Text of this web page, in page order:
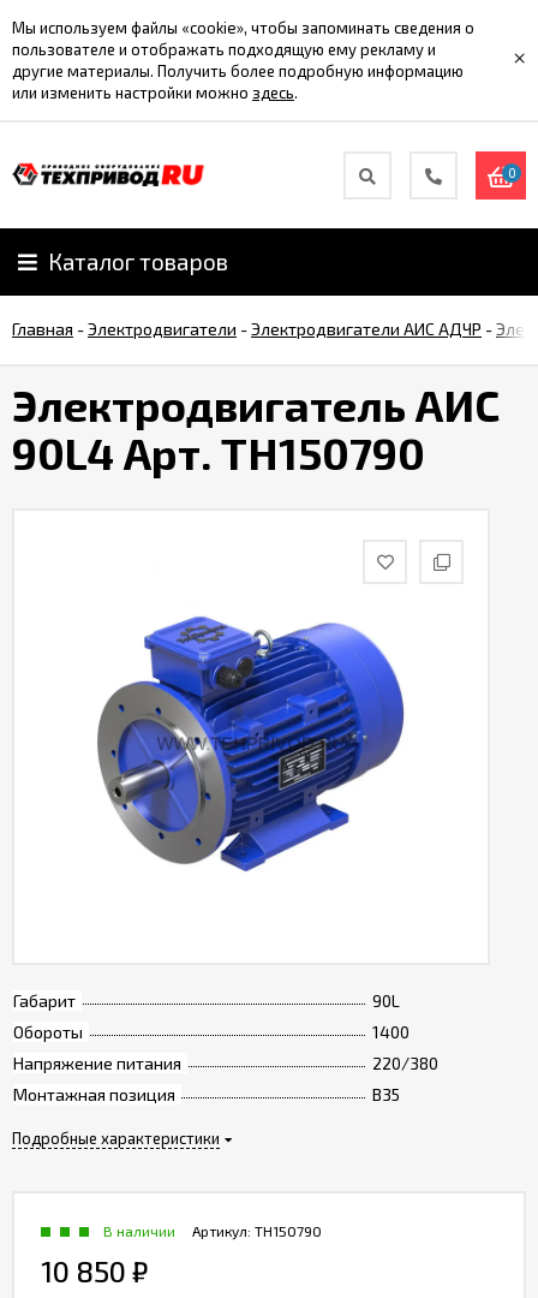
Мы используем файлы «cookie», чтобы запоминать сведения о
пользователе и отображать подходящую ему рекламу и
другие материалы. Получить более подробную информацию
или изменить настройки можно здесь.
×
0
Каталог товаров
Главная -Электродвигатели -Электродвигатели АИС АДЧР -
Электродвигатель АИС
90L4 Арт. TH150790
Габарит
90L
Обороты
1400
Напряжение питания
220/380
Монтажная позиция
B35
Подробные характеристики
Артикул: TH150790
В наличии
10 850 ₽